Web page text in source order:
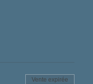
Vente expirée